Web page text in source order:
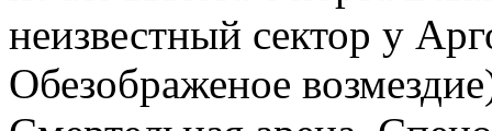
неизвестный сектор у
Обезображеное